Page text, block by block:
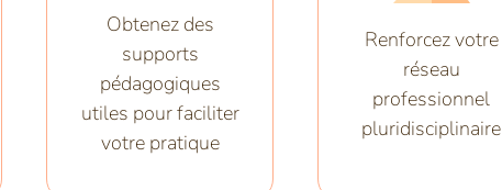
Obtenez des
supports
pédagogiques
utiles pour faciliter
votre pratique
Renforcez votre
réseau
professionnel
pluridisciplinaire